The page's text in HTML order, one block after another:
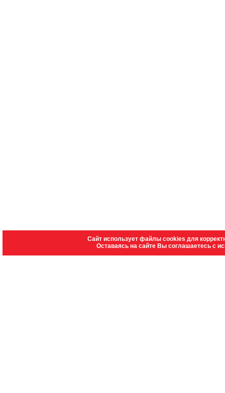
Сайт использует файлы cookies для
Оставаясь на сайте Вы соглашаетесь с